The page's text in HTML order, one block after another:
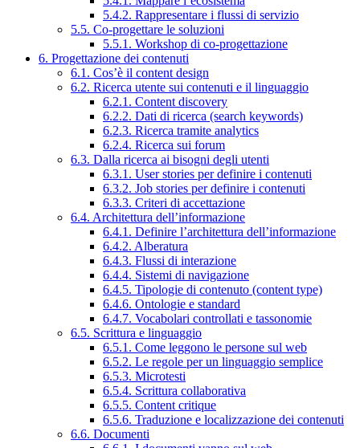
5.4.2. Rappresentare i flussi di servizio
5.5. Co-progettare le soluzioni
5.5.1. Workshop di co-progettazione
6. Progettazione dei contenuti
6.1. Cos’è il content design
6.2. Ricerca utente sui contenuti e il linguaggio
6.2.1. Content discovery
6.2.2. Dati di ricerca (search keywords)
6.2.3. Ricerca tramite analytics
6.2.4. Ricerca sui forum
6.3. Dalla ricerca ai bisogni degli utenti
6.3.1. User stories per definire i contenuti
6.3.2. Job stories per definire i contenuti
6.3.3. Criteri di accettazione
6.4. Architettura dell’informazione
6.4.1. Definire l’architettura dell’informazione
6.4.2. Alberatura
6.4.3. Flussi di interazione
6.4.4. Sistemi di navigazione
6.4.5. Tipologie di contenuto (content type)
6.4.6. Ontologie e standard
6.4.7. Vocabolari controllati e tassonomie
6.5. Scrittura e linguaggio
6.5.1. Come leggono le persone sul web
6.5.2. Le regole per un linguaggio semplice
6.5.3. Microtesti
6.5.4. Scrittura collaborativa
6.5.5. Content critique
6.5.6. Traduzione e localizzazione dei contenuti
6.6. Documenti